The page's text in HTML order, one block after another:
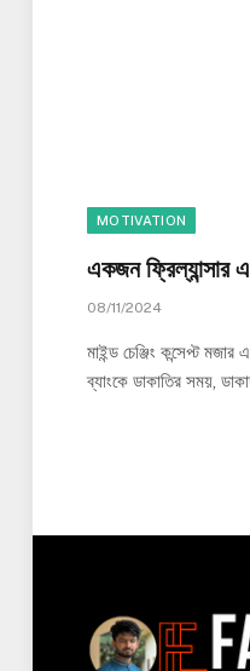
MOTIVATION
একজন ফ্রিল্যান্সার
08/11/2024
মাইন্ড চেঞ্জিং কন্সেপ্ট মজার
ব্যাংকে ডাকাতির সময়,